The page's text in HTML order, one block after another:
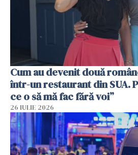
Cum au devenit două
într-un restaurant din SUA.
ce o să mă fac fără voi”
26 IULIE 2026